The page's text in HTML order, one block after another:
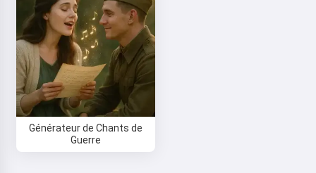
Générateur de Chants de
Guerre